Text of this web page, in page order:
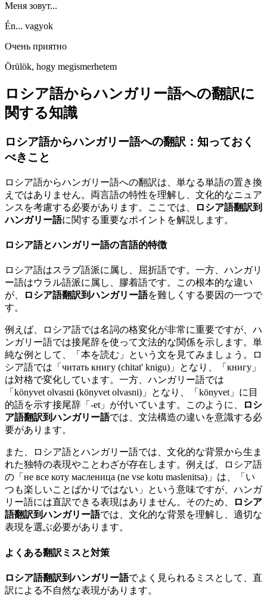
Меня зовут...
Én... vagyok
Очень приятно
Örülök, hogy megismerhetem
ロシア語からハンガリー語への翻訳に
関する知識
ロシア語からハンガリー語への翻訳：知っておく
べきこと
ロシア語からハンガリー語への翻訳は、単なる単語の置き換
えではありません。両言語の特性を理解し、文化的なニュア
ンスを考慮する必要があります。ここでは、
ロシア語翻訳到
ハンガリー語に関する重要なポイントを解説します。
ロシア語とハンガリー語の言語的特徴
ロシア語はスラブ語派に属し、屈折語です。一方、ハンガリ
ー語はウラル語派に属し、膠着語です。この根本的な違い
が、
ロシア語翻訳到ハンガリー語を難しくする要因の一つで
す。
例えば、ロシア語では名詞の格変化が非常に重要ですが、ハ
ンガリー語では接尾辞を使って文法的な関係を示します。単
純な例として、「本を読む」という文を見てみましょう。ロ
シア語では「читать книгу (chitat' knigu)」となり、「книгу」
は対格で変化しています。一方、ハンガリー語では
「könyvet olvasni (könyvet olvasni)」となり、「könyvet」に目
的語を示す接尾辞「-et」が付いています。このように、
ロシ
ア語翻訳到ハンガリー語では、文法構造の違いを意識する必
要があります。
また、ロシア語とハンガリー語では、文化的な背景から生ま
れた独特の表現やことわざが存在します。例えば、ロシア語
の「не все коту масленица (ne vse kotu maslenitsa)」は、「い
つも楽しいことばかりではない」という意味ですが、ハンガ
リー語には直訳できる表現はありません。そのため、
ロシア
語翻訳到ハンガリー語では、文化的な背景を理解し、適切な
表現を選ぶ必要があります。
よくある翻訳ミスと対策
ロシア語翻訳到ハンガリー語でよく見られるミスとして、直
訳による不自然な表現があります。